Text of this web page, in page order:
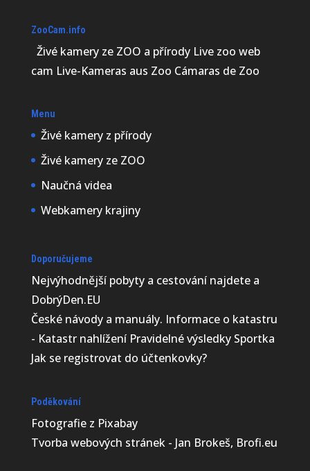
ZooCam.info
Živé kamery ze ZOO a přírody Live zoo web
cam Live-Kameras aus Zoo Cámaras de Zoo
Menu
Živé kamery z přírody
Živé kamery ze ZOO
Naučná videa
Webkamery krajiny
Doporučujeme
Nejvýhodnější pobyty a cestování najdete a
DobrýDen.EU
České návodya manuály. Informace o katastru
- Katastr nahlíženíPravidelné výsledky Sportka
Jak se registrovat do účtenkovky?
Poděkování
Fotografie z Pixabay
Tvorba webových stránek - Jan Brokeš, Brofi.eu